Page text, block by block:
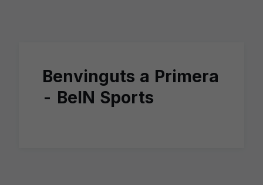
Benvinguts a Primera
- BeIN Sports